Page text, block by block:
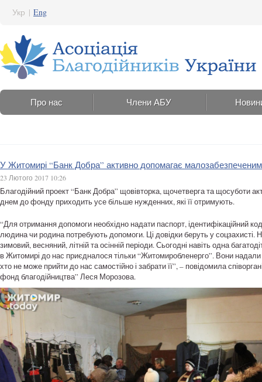
Укр | Eng
Про нас Члени АБУ
У Житомирі “Банк Добра” активно допомагає
23 Лютого 2017 10:26
Благодійний проект “Банк Добра” щовівторка, щочетверга та щосуботи
днем до фонду приходить усе більше нужденних, які її отримують.
“Для отримання допомоги необхідно надати паспорт, ідентифікаційний
людина чи родина потребують допомоги. Ці довідки беруть у соцзахисті.
зимовий, весняний, літній та осінній періоди. Сьогодні навіть одна
в Житомирі до нас приєдналося тільки “Житомиробленерго”. Вони
хто не може прийти до нас самостійно і забрати її”, – повідомила
фонд благодійництва” Леся Морозова.